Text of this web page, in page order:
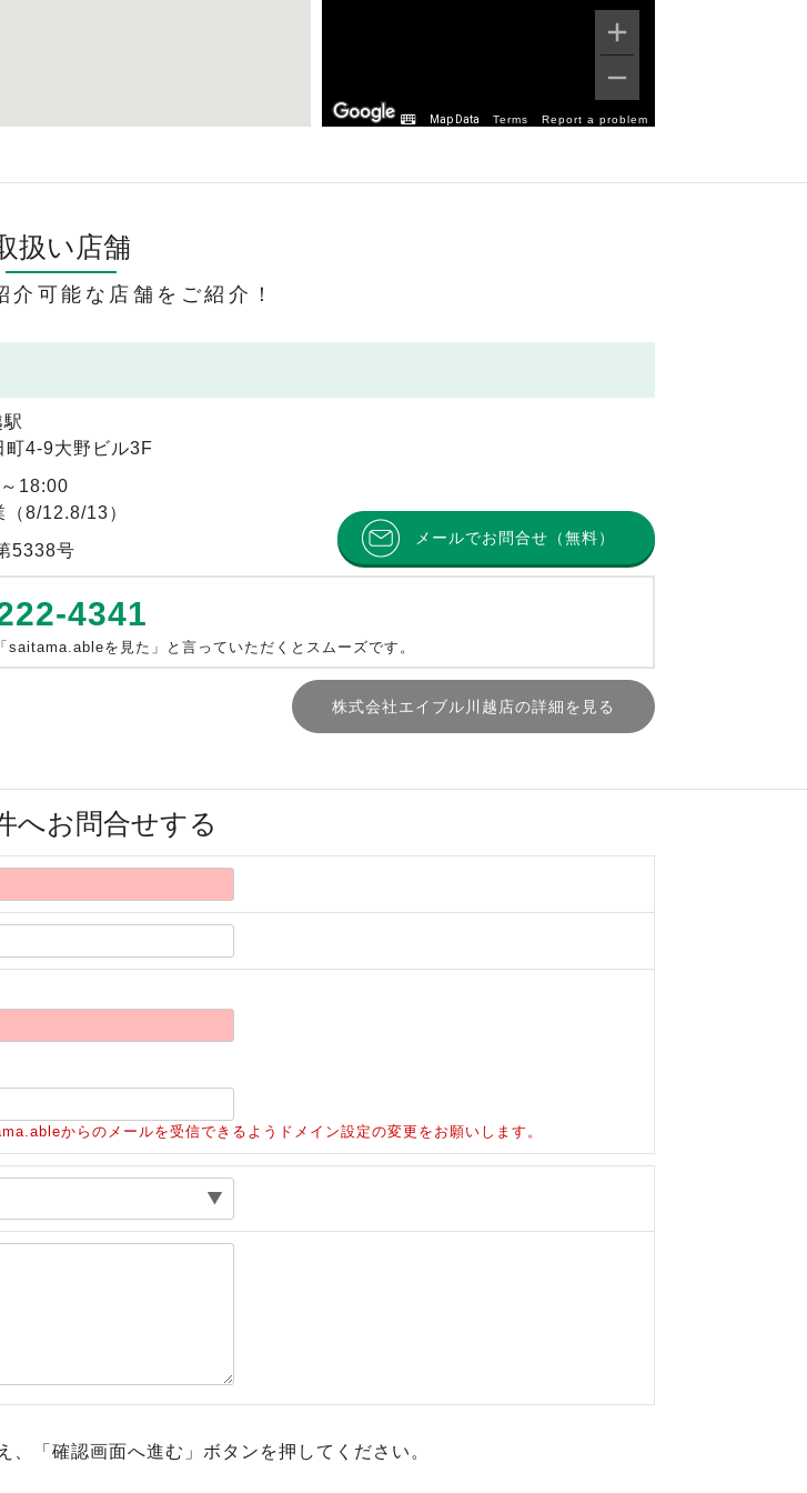
Map Data Terms Report a problem
扱い店舗
介可能な店舗をご紹介！
町4-9大野ビル3F
18:00
8/12.8/13）
5338号
メールでお問合せ（無料）
4341
を見た」と言っていただくとスムーズです。
株式会社エイブル川越店の詳細を見る
へお問合せする
からのメールを受信できるようドメイン設定の変更をお願いします。
、「確認画面へ進む」ボタンを押してください。